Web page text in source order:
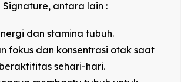
Signature, antara lain :
dan stamina tubuh.
fokus dan konsentrasi otak saat
sehari-hari.